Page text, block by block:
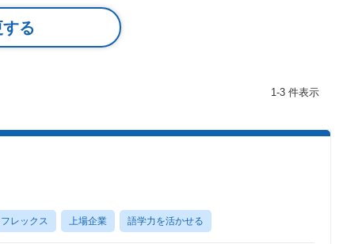
る
1-3 件表示
フレックス 上場企業 語学力を活かせる